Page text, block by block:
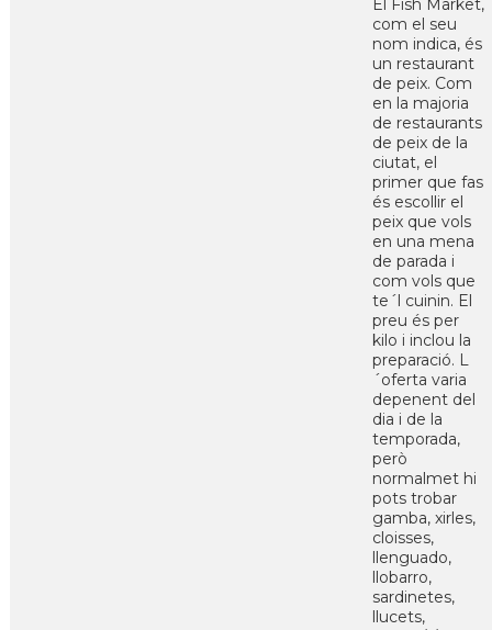
El Fish Market,
com el seu
nom indica, és
un restaurant
de peix. Com
en la majoria
de restaurants
de peix de la
ciutat, el
primer que fas
és escollir el
peix que vols
en una mena
de parada i
com vols que
te´l cuinin. El
preu és per
kilo i inclou la
preparació. L
´oferta varia
depenent del
dia i de la
temporada,
però
normalmet hi
pots trobar
gamba, xirles,
cloisses,
llenguado,
llobarro,
sardinetes,
llucets,